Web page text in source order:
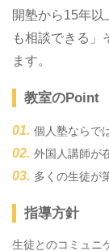
開塾から15年
も相談できる」
ます。
教室のPoint
個人塾ならで
外国人講師が
多くの生徒が
指導方針
生徒とのコミュニ